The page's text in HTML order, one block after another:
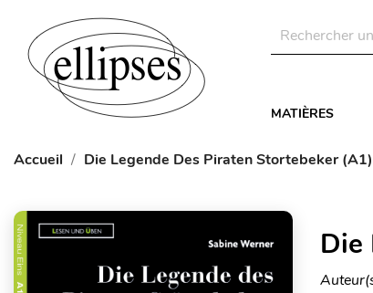
MATIÈRES
Accueil Die Legende Des Piraten Stortebeker (A1)
Die